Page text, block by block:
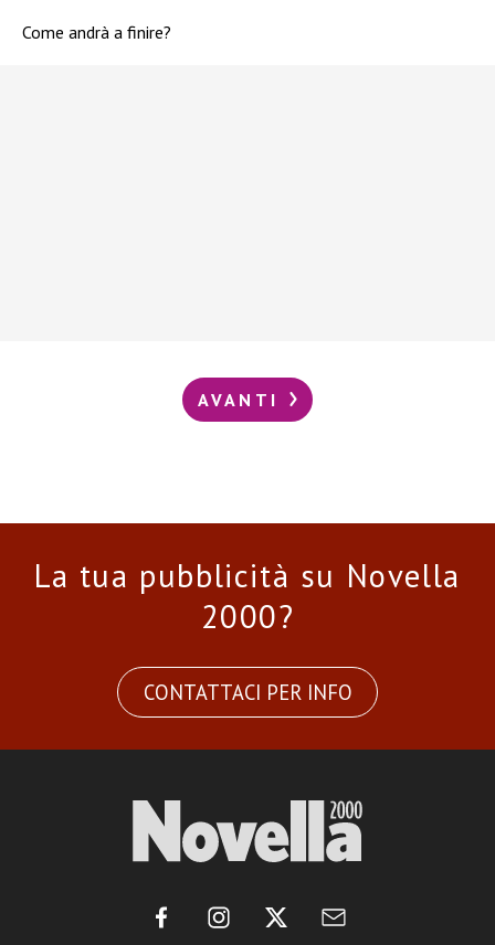
Come andrà a finire?
AVANTI
La tua pubblicità su Novella
2000?
CONTATTACI PER INFO